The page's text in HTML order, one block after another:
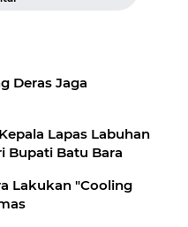
Deras Jaga
Lapas Labuhan
Bupati Batu Bara
Lakukan "Cooling